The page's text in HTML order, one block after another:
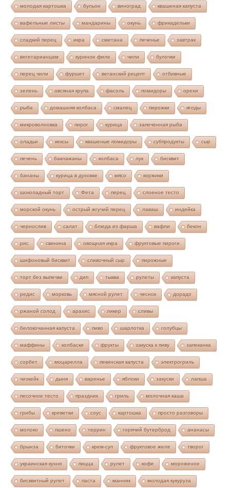
молодая картошка бульон виноград квашеная капуста
вафельные листы мандарины окунь фрикадельки
сладкий перец икра сметана печенье завтрак
вегетарианцам куриное филе чили булочки
перец чили фуршет веганский рецепт отбивные
зелень овсяная крупа фасоль помидоры орехи
рыба домашняя колбаса смалец пирожки ягоды
микроволновка пирог курица запеченная рыба
оладьи кексы квашеные помидоры субпродукты сыр
печень баклажаны колбаса лук бисквит
бананы курица в духовке мясо коржики
шоколадный торт Фета перец слоеное тесто
морской окунь острый жгучий перец лаваш индейка
чернослив салат блюда из фарша вафли бекон
рис свинина овощная икра фруктовые пироги
шифоновый бисквит сливочный сыр пирожные
торт без выпечки дип тыква рулеты капуста
редис морковь мясной рулет чеснок дорадо
ржаной солод арахис ликер сливы
белокочанная капуста пиво шарлотка голубцы
маффины колбаски фрукты закуска к пиву запеканка
сорбет моцарелла пекинская капуста электрогриль
чизкейк дыня варенье яблоки закуски лапша
песочное тесто праздник гриль молочная каша
грибы креветки соус картошка просто разговоры
молоко пшено террин горячий бутерброд ананасы
брынза биточки крем-суп фруктовое желе творог
украинская кухня пицца рулет кофе мороженое
бисквитный рулет паста манник молодая кукуруза